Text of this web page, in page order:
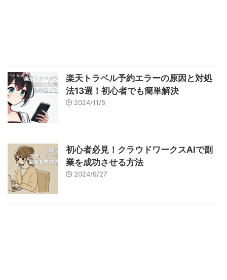
楽天トラベル予約エラーの原因と対処
法13選！初心者でも簡単解決
2024/11/5
初心者必見！クラウドワークスAIで副
業を成功させる方法
2024/9/27